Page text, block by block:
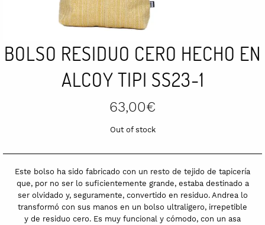
BOLSO RESIDUO CERO HECHO EN
ALCOY TIPI SS23-1
63,00€
Out of stock
Este bolso ha sido fabricado con un resto de tejido de tapicería
que, por no ser lo suficientemente grande, estaba destinado a
ser olvidado y, seguramente, convertido en residuo. Andrea lo
transformó con sus manos en un bolso ultraligero, irrepetible
y de residuo cero. Es muy funcional y cómodo, con un asa